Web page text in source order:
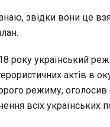
звідки вони це
року український
актів в
режиму,
всіх українських